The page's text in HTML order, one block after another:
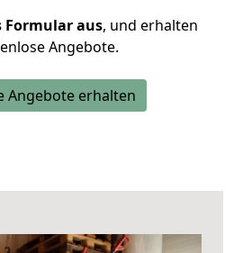
Formular aus, und erhalten
Angebote.
Angebote erhalten